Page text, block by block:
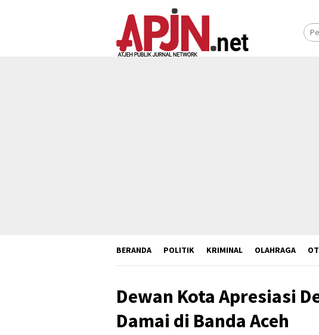
BERANDA POLITIK KRIMINAL OLAHRAGA
Dewan Kota Apresiasi
Damai di Banda Aceh